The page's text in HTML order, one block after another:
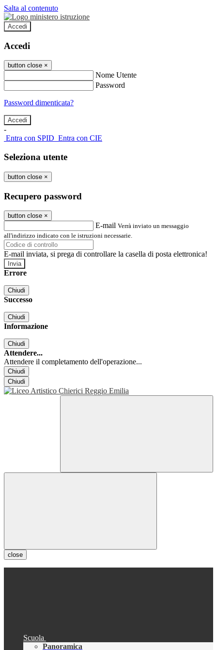
Salta al contenuto
Accedi
Accedi
button close ×
Nome Utente
Password
Password dimenticata?
-
Entra con SPID Entra con CIE
Seleziona utente
button close ×
Recupero password
button close ×
E-mail Verrà inviato un messaggio
all'indirizzo indicato con le istruzioni necessarie.
E-mail inviata, si prega di controllare la casella di posta elettronica!
Errore
Chiudi
Successo
Chiudi
Informazione
Chiudi
Attendere...
Attendere il completamento dell'operazione...
Chiudi
Chiudi
close
Scuola
Panoramica